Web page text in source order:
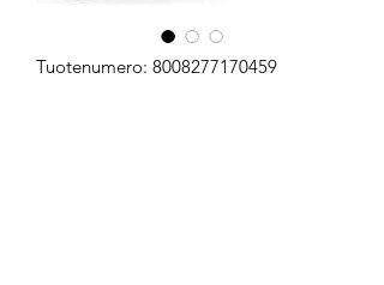
Tuotenumero: 8008277170459